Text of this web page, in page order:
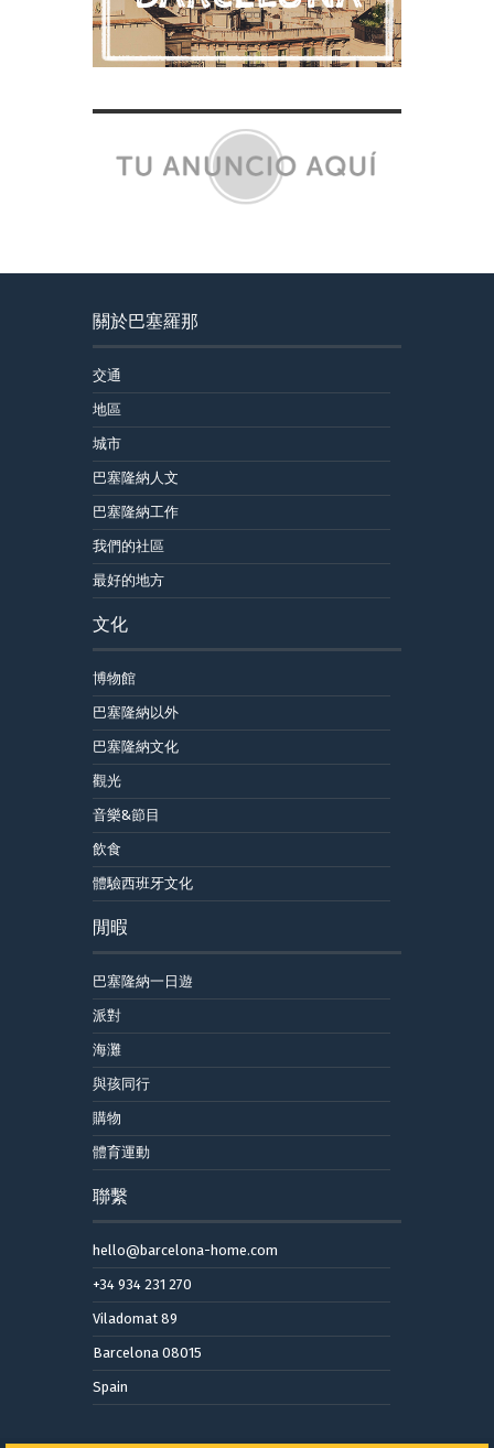
關於巴塞羅那
交通
地區
城市
巴塞隆納人文
巴塞隆納工作
我們的社區
最好的地方
文化
博物館
巴塞隆納以外
巴塞隆納文化
觀光
音樂&節目
飲食
體驗西班牙文化
閒暇
巴塞隆納一日遊
派對
海灘
與孩同行
購物
體育運動
聯繫
hello@barcelona-home.com
+34 934 231 270
Viladomat 89
Barcelona 08015
Spain